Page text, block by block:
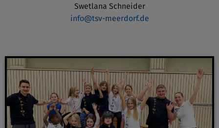
Swetlana Schneider
info@tsv-meerdorf.de